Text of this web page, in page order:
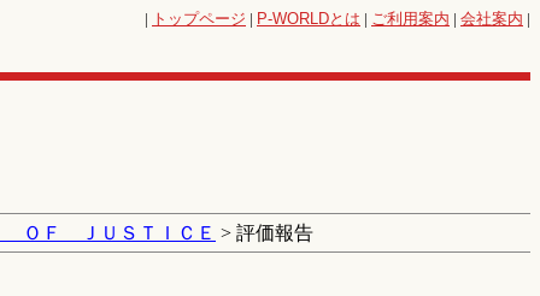
| トップページ | P-WORLDとは | ご利用案内 | 会社案内 |
ＯＦ ＪＵＳＴＩＣＥ > 評価報告